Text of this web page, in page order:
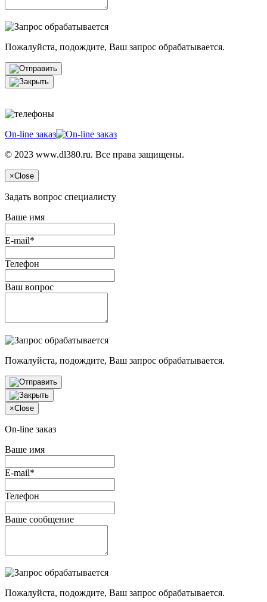
Пожалуйста, подождите, Ваш запрос обрабатывается.
On-line заказ
© 2023 www.dl380.ru. Все права защищены.
×Close
Задать вопрос специалисту
Ваше имя
E-mail*
Телефон
Ваш вопрос
Пожалуйста, подождите, Ваш запрос обрабатывается.
×Close
On-line заказ
Ваше имя
E-mail*
Телефон
Ваше сообщение
Пожалуйста, подождите, Ваш запрос обрабатывается.